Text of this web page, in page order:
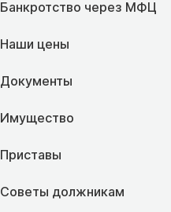
Банкротство через МФЦ
Наши цены
Документы
Имущество
Приставы
Советы должникам